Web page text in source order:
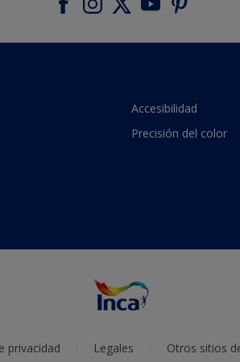
Accesibilidad
Precisión del color
privacidad Legales Otros sitios